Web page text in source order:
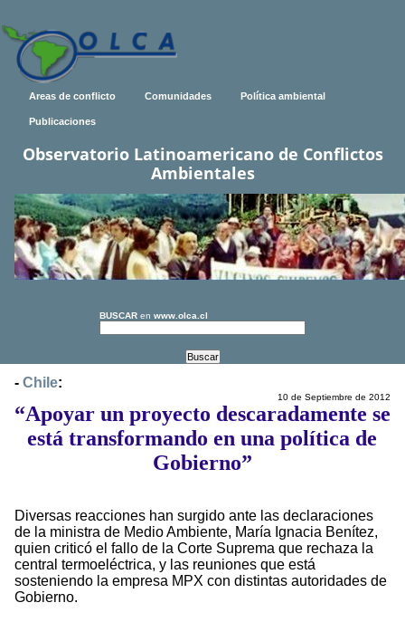
Areas de conflicto Comunidades Política ambiental
Publicaciones
Observatorio Latinoamericano de Conflictos
Ambientales
BUSCAR en www.olca.cl
- Chile:
10 de Septiembre de 2012
“Apoyar un proyecto descaradamente se
está transformando en una política de
Gobierno”
Diversas reacciones han surgido ante las declaraciones
de la ministra de Medio Ambiente, María Ignacia Benítez,
quien criticó el fallo de la Corte Suprema que rechaza la
central termoeléctrica, y las reuniones que está
sosteniendo la empresa MPX con distintas autoridades de
Gobierno.